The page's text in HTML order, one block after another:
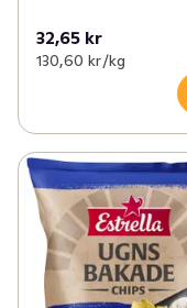
32,65 kr
130,60 kr /kg